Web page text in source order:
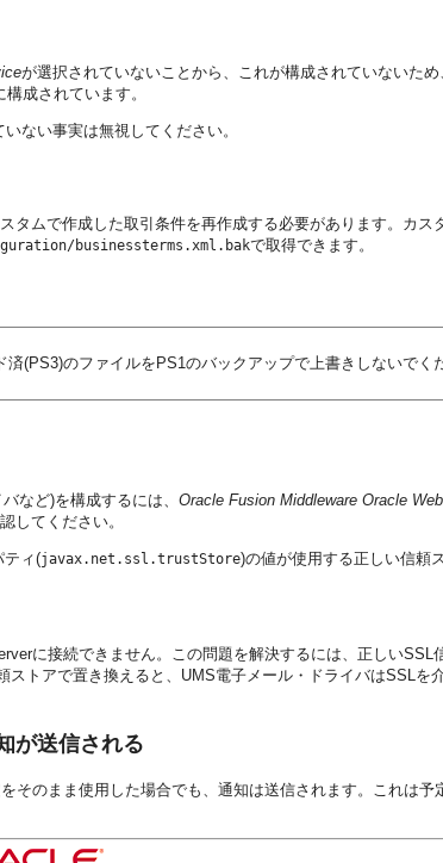
が選択されていないことから、これが構成されていないた
成されています。
ない事実は無視してください。
ムで作成した取引条件を再作成する必要があります。カス
businessterms.xml.bakで取得できます。
(PS3)のファイルをPS1のバックアップで上書きしないでく
など)を構成するには、 Oracle Fusion Middleware Oracle
してください。
ティ(javax.net.ssl.trustStore)の値が使用する正しい信頼
に接続できません。この問題を解決するには、正しいSSL
ストアで置き換えると、UMS電子メール・ドライバはSSLを
が送信される
のまま使用した場合でも、通知は送信されます。これは